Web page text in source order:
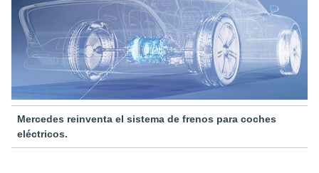
Mercedes reinventa el sistema de frenos para coches
eléctricos.